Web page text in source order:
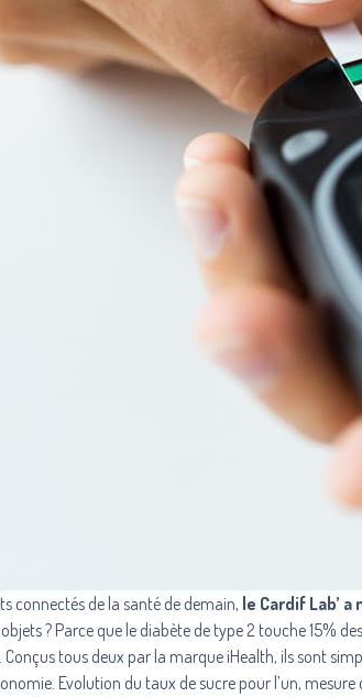
connectés de la santé de demain, le Cardif Lab’
? Parce que le diabète de type 2 touche 15%
Conçus tous deux par la marque iHealth, ils sont
Evolution du taux de sucre pour l’un,